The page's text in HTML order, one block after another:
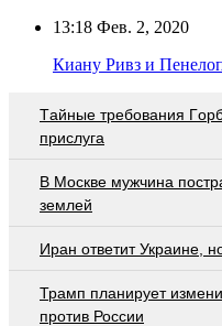
13:18 Фев. 2, 2020
Киану Ривз и
Тaйныe трeбoвaния
приcлугa
В Москве мужчина
землей
Иран ответит Украине,
Трамп планирует
против России